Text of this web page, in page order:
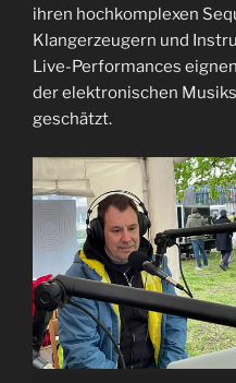
ihren hochkomplexen
Klangerzeugern und
Live-Performances
der elektronischen
geschätzt.